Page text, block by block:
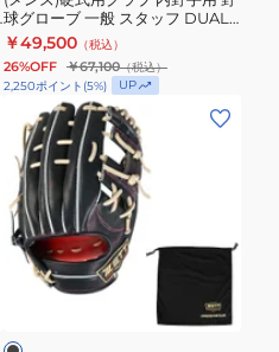
手
用
野
ロ
ー
ブ
一
球グローブ 一般 スタッフ DUAL
DS WBW102894
￥49,500 （税込）
26%OFF ￥67,100（税込）
2,250ポイント (5%) UP
ズ)
硬
式
用
ブ